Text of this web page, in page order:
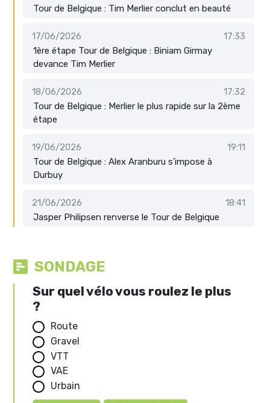
Tour de Belgique : Tim Merlier conclut en beauté
17/06/2026
17:33
1ère étape Tour de Belgique : Biniam Girmay
devance Tim Merlier
18/06/2026
17:32
Tour de Belgique : Merlier le plus rapide sur la 2ème
étape
19/06/2026
19:11
Tour de Belgique : Alex Aranburu s'impose à
Durbuy
21/06/2026
18:41
Jasper Philipsen renverse le Tour de Belgique
SONDAGE
Sur quel vélo vous roulez le plus
?
Route
Gravel
VTT
VAE
Urbain